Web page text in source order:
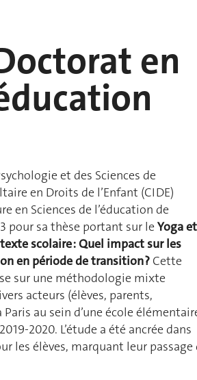
en
et des Sciences de
en Droits de l’Enfant (CIDE)
en Sciences de l’éducation de
pour sa thèse portant sur leYoga
scolaire : Quel impact sur les
en période de transition ? Cette
sur une méthodologie mixte
acteurs (élèves, parents,
au sein d’une école
2020. L’étude a été ancrée dans
les élèves, marquant leur passage